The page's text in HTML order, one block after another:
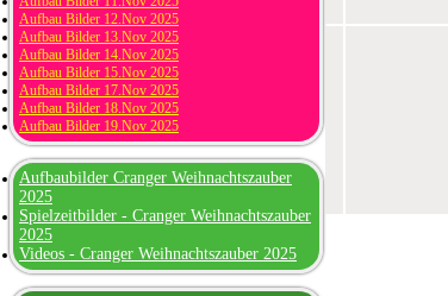
Aufbau Bilder 12.Nov 2025
Aufbau Bilder 13.Nov 2025
Aufbau Bilder 14.Nov 2025
Aufbau Bilder 15.Nov 2025
Aufbau Bilder 17.Nov 2025
Aufbau Bilder 18.Nov 2025
Aufbau Bilder 19.Nov 2025
Aufbaubilder Cranger Weihnachtszauber
2025
Spielzeitbilder - Cranger Weihnachtszauber
2025
Videos - Cranger Weihnachtszauber 2025